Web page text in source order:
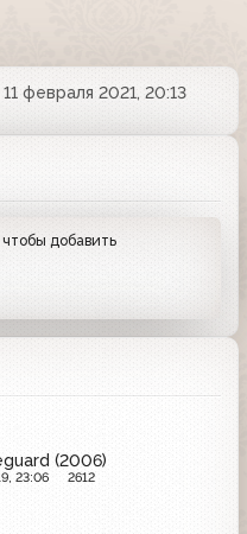
11 февраля 2021, 20:13
, чтобы добавить
(2006)
23:06 2612